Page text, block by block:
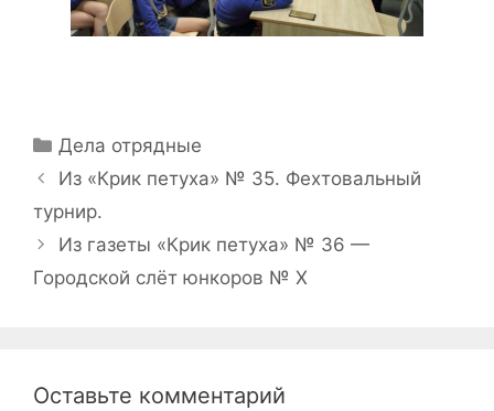
Рубрики
Дела отрядные
Навигация
записи
Из «Крик петуха» № 35. Фехтовальный
турнир.
Из газеты «Крик петуха» № 36 —
Городской слёт юнкоров № Х
Оставьте комментарий